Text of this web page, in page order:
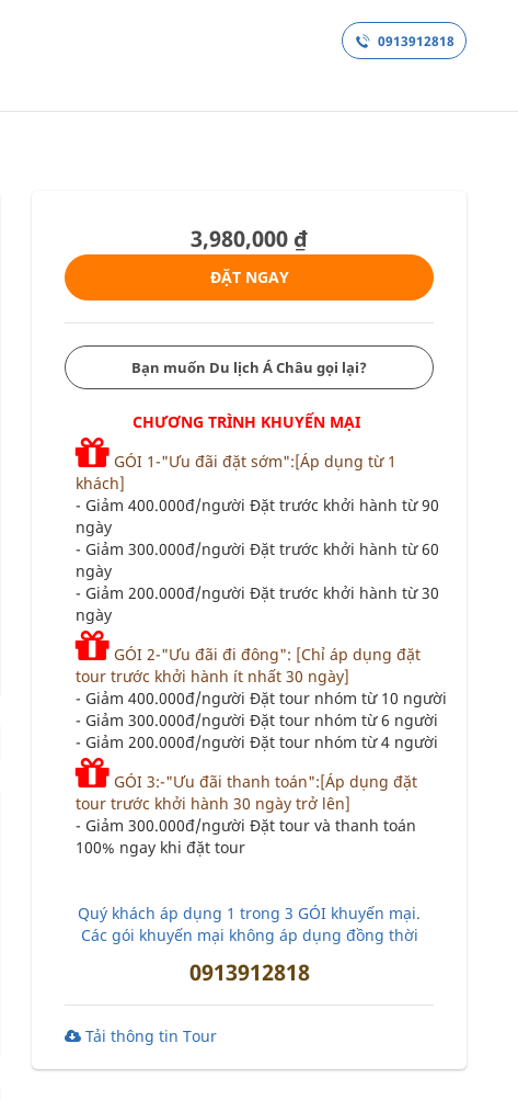
0913912818
3,980,000 ₫
ĐẶT NGAY
Bạn muốn Du lịch Á Châu gọi lại?
CHƯƠNG TRÌNH KHUYẾN MẠI
GÓI 1-"Ưu đãi đặt sớm":[Áp dụng từ 1
khách]
- Giảm 400.000đ/người Đặt trước khởi hành từ 90
ngày
- Giảm 300.000đ/người Đặt trước khởi hành từ 60
ngày
- Giảm 200.000đ/người Đặt trước khởi hành từ 30
ngày
GÓI 2-"Ưu đãi đi đông": [Chỉ áp dụng đặt
tour trước khởi hành ít nhất 30 ngày]
- Giảm 400.000đ/người Đặt tour nhóm từ 10 người
- Giảm 300.000đ/người Đặt tour nhóm từ 6 người
- Giảm 200.000đ/người Đặt tour nhóm từ 4 người
GÓI 3:-"Ưu đãi thanh toán":[Áp dụng đặt
tour trước khởi hành 30 ngày trở lên]
- Giảm 300.000đ/người Đặt tour và thanh toán
100% ngay khi đặt tour
Quý khách áp dụng 1 trong 3 GÓI khuyến mại.
Các gói khuyến mại không áp dụng đồng thời
0913912818
Tải thông tin Tour